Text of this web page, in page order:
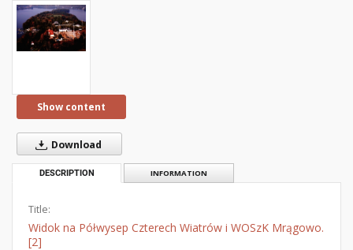
Show content
Download
DESCRIPTION INFORMATION
Title:
Widok na Półwysep Czterech Wiatrów i WOSzK Mrągowo.
[2]